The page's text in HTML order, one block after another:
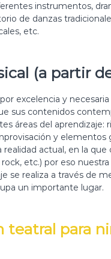
instrumentos,
de danzas
etc.
(a partir
excelencia y
sus contenidos
áreas del aprendizaje:
y elementos
actual, en la
etc.) por eso
se realiza a través de
un importante lugar.
para